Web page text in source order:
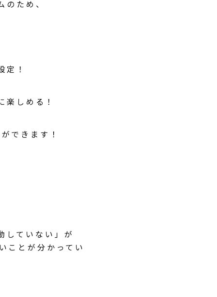
ため、
！
しめる！
できます！
していない」が
ことが分かってい